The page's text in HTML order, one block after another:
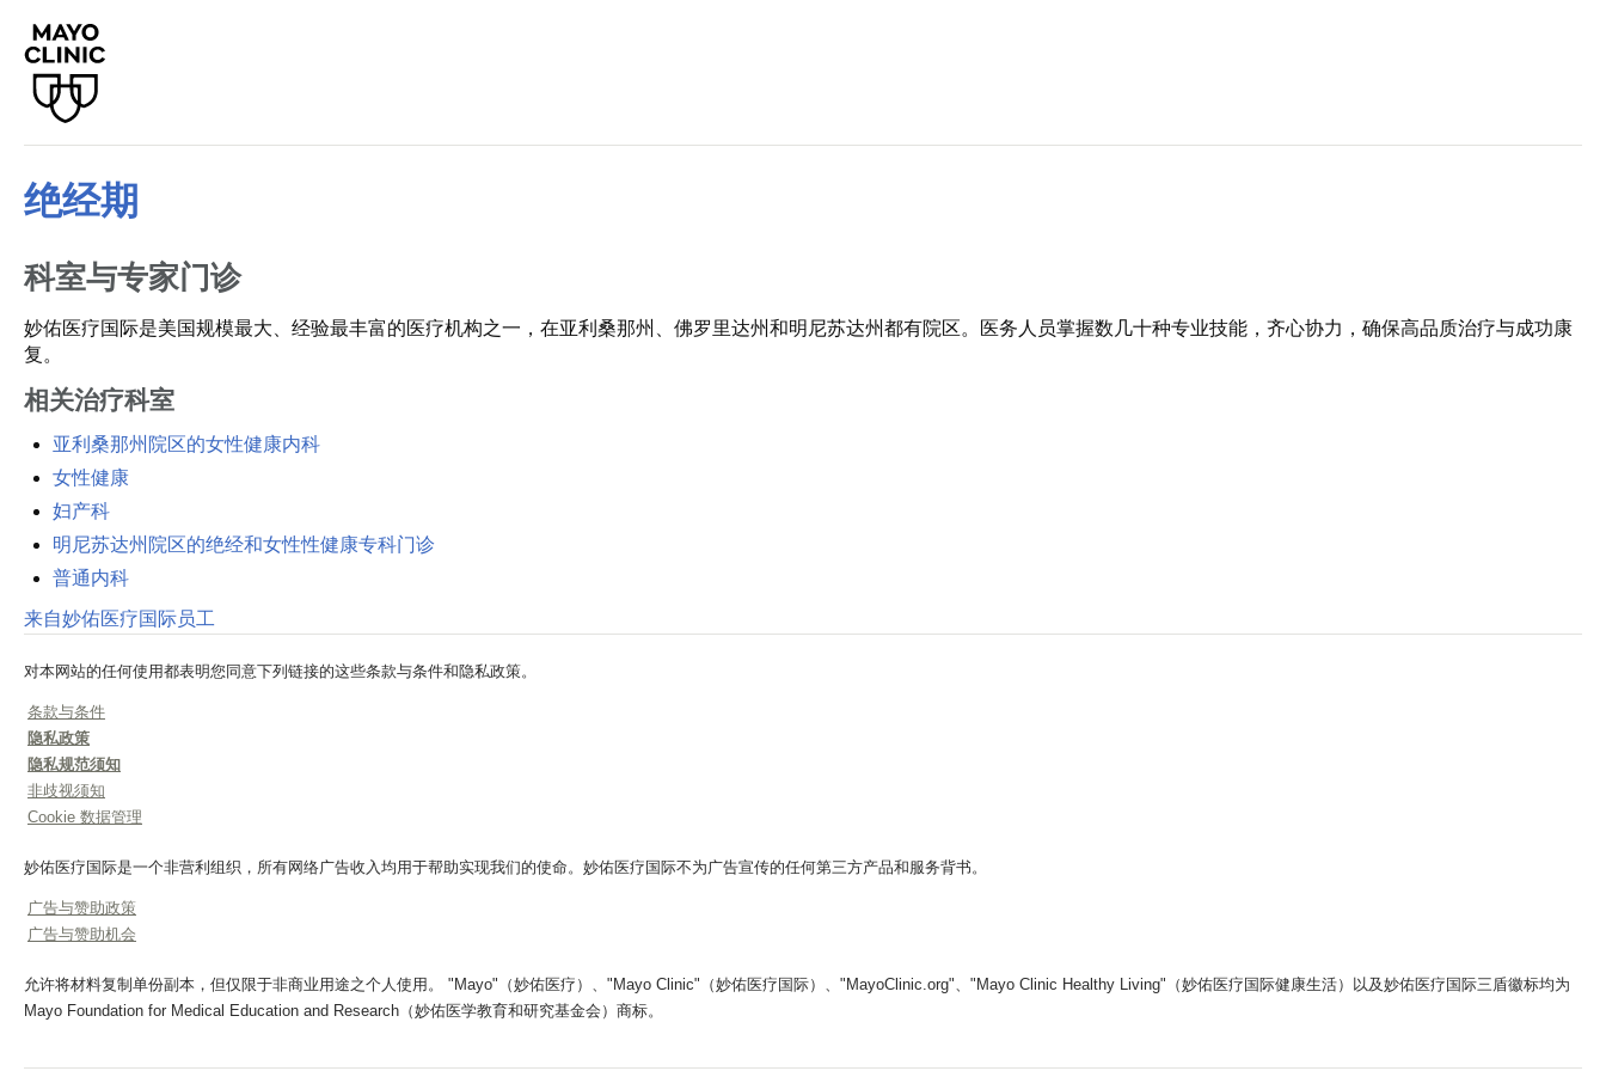
绝经期
科室与专家门诊
妙佑医疗国际是美国规模最大、经验最丰富的医疗机构之一，在亚利桑那州、佛罗里达州和明尼苏达州都有院区。医务人员掌握数几十种专业技能，齐心协力，确保高品质治疗与成功康
复。
相关治疗科室
亚利桑那州院区的女性健康内科
女性健康
妇产科
明尼苏达州院区的绝经和女性性健康专科门诊
普通内科
来自妙佑医疗国际员工
对本网站的任何使用都表明您同意下列链接的这些条款与条件和隐私政策。
条款与条件
隐私政策
隐私规范须知
非歧视须知
Cookie 数据管理
妙佑医疗国际是一个非营利组织，所有网络广告收入均用于帮助实现我们的使命。妙佑医疗国际不为广告宣传的任何第三方产品和服务背书。
广告与赞助政策
广告与赞助机会
允许将材料复制单份副本，但仅限于非商业用途之个人使用。 "Mayo"（妙佑医疗）、"Mayo Clinic"（妙佑医疗国际）、"MayoClinic.org"、"Mayo Clinic Healthy Living"（妙佑医疗国际健康生活）以及妙佑医疗国际三盾徽标均为
Mayo Foundation for Medical Education and Research（妙佑医学教育和研究基金会）商标。